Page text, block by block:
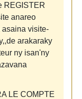
REGISTER
anareo
visite-
arakaraky
ny isan'ny
LE COMPTE